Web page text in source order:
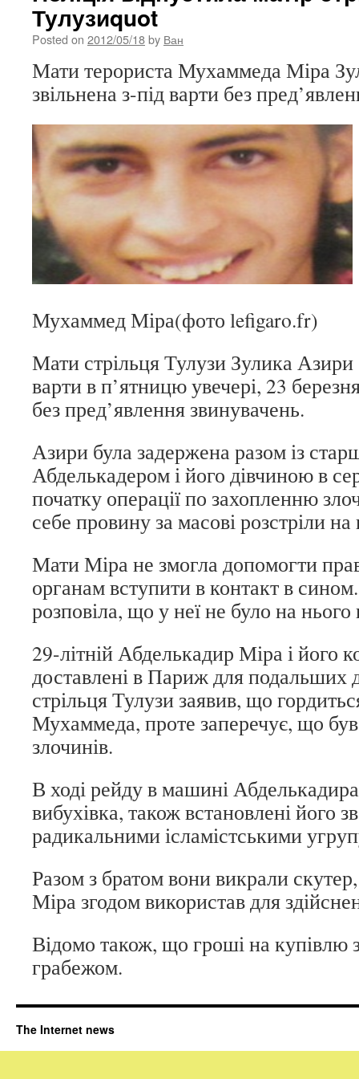
Тулузиquot
Posted on 2012/05/18by Ван
Мати терориста Мухаммеда Міра
звільнена з-під варти без
Мухаммед Міра(фото lefigaro.fr)
Мати стрільця Тулузи Зулика Азири
варти в п’ятницю увечері, 23
без пред’явлення звинувачень.
Азири була задержена разом із
Абделькадером і його дівчиною в
початку операції по захопленню
себе провину за масові розстріли на
Мати Міра не змогла допомогти
органам вступити в контакт в
розповіла, що у неї не було на нього
29-літній Абделькадир Міра і його
доставлені в Париж для подальших
стрільця Тулузи заявив, що
Мухаммеда, проте заперечує, що
злочинів.
В ході рейду в машині
вибухівка, також встановлені його
радикальними ісламістськими
Разом з братом вони викрали
Міра згодом використав для
Відомо також, що гроші на купівлю
грабежом.
The Internet news